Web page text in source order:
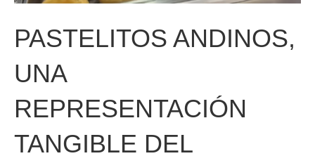
PASTELITOS ANDINOS,
UNA
REPRESENTACIÓN
TANGIBLE DEL